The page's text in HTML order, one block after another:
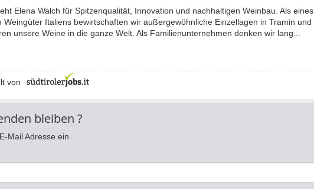
Elena Walch für Spitzenqualität, Innovation und nachhaltigen Weinbau. Als eines
Weingüter Italiens bewirtschaften wir außergewöhnliche Einzellagen in Tramin und
unsere Weine in die ganze Welt. Als Familienunternehmen denken wir lang...
von
bleiben ?
Mail Adresse ein